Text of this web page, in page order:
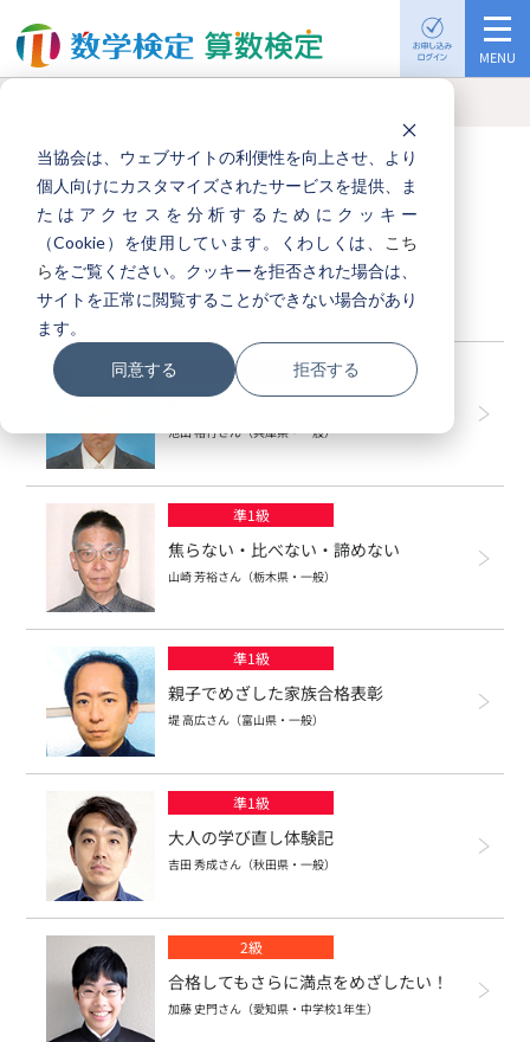
当協会は、ウェブサイトの利便性を向上させ、より
個人向けにカスタマイズされたサービスを提供、ま
たはアクセスを分析するためにクッキー
（Cookie）を使用しています。くわしくは、
こち
らをご覧ください。クッキーを拒否された場合は、
サイトを正常に閲覧することができない場合があり
ます。
同意する 拒否する
MENU
検定日一覧
関連書籍
検定過去問題
おける活用
検定概要
検定概要
実用数学技能検定とは
受検資格について
各階級の概要・検定の出題内容
検定料について
当日の持ち物について
1次・2次の免除について
併願受検について
特長とメリット
特長とメリット
入試や進学などにおける活用
入試における活用
単位認定制度
高等学校卒業程度認定試験とは
入試における活用校・単位認定実施校検索
お申し込み・ログイン
お申し込み・ログイン
個人受検のお申し込み
受検方法の違いついて
個人受検案内
関連書籍
書籍に関するお詫びと訂正
合否結果と解答
合否結果と解答
検定結果証書類について
幼児・小学生の方 中学生の方
大学・社会人の方
合格体験記
お知らせ一覧 よくある質問
合格体験記
※学年・年齢などは受検当時のものです。
準1級
池田 裕行さん（兵庫県・一般）
準1級
焦らない・比べない・諦めない
山崎 芳裕さん（栃木県・一般）
準1級
親子でめざした家族合格表彰
堤 高広さん（富山県・一般）
準1級
大人の学び直し体験記
吉田 秀成さん（秋田県・一般）
2級
合格してもさらに満点をめざしたい！
加藤 史門さん（愛知県・中学校1年生）